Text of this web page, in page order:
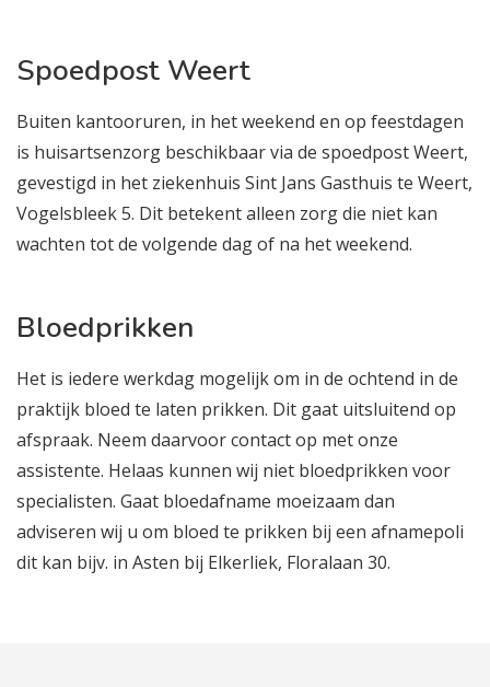
Spoedpost Weert
Buiten kantooruren, in het weekend en op feestdagen
is huisartsenzorg beschikbaar via de spoedpost Weert,
gevestigd in het ziekenhuis Sint Jans Gasthuis te Weert,
Vogelsbleek 5. Dit betekent alleen zorg die niet kan
wachten tot de volgende dag of na het weekend.
Bloedprikken
Het is iedere werkdag mogelijk om in de ochtend in de
praktijk bloed te laten prikken. Dit gaat uitsluitend op
afspraak. Neem daarvoor contact op met onze
assistente. Helaas kunnen wij niet bloedprikken voor
specialisten. Gaat bloedafname moeizaam dan
adviseren wij u om bloed te prikken bij een afnamepoli
dit kan bijv. in Asten bij Elkerliek, Floralaan 30.